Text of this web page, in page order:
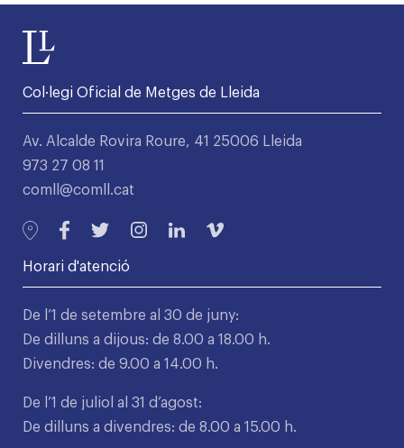
Col·legi Oficial de Metges de Lleida
Av. Alcalde Rovira Roure, 41 25006 Lleida
973 27 08 11
comll@comll.cat
Horari d'atenció
De l’1 de setembre al 30 de juny:
De dilluns a dijous: de 8.00 a 18.00 h.
Divendres: de 9.00 a 14.00 h.
De l’1 de juliol al 31 d’agost:
De dilluns a divendres: de 8.00 a 15.00 h.